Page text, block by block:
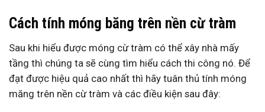
Cách tính móng băng trên nền cừ tràm
Sau khi hiểu được móng cừ tràm có thể xây nhà mấy
tầng thì chúng ta sẽ cùng tìm hiểu cách thi công nó. Để
đạt được hiệu quả cao nhất thì hãy tuân thủ tính móng
măng trên nền cừ tràm và các điều kiện sau đây: